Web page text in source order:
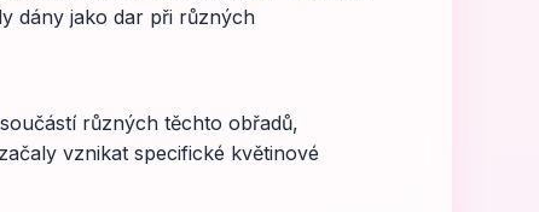
dány jako dar při různých
různých těchto obřadů,
vznikat specifické květinové